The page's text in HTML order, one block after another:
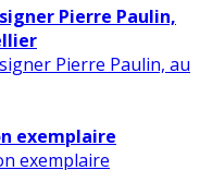
Pierre Paulin,
exemplaire